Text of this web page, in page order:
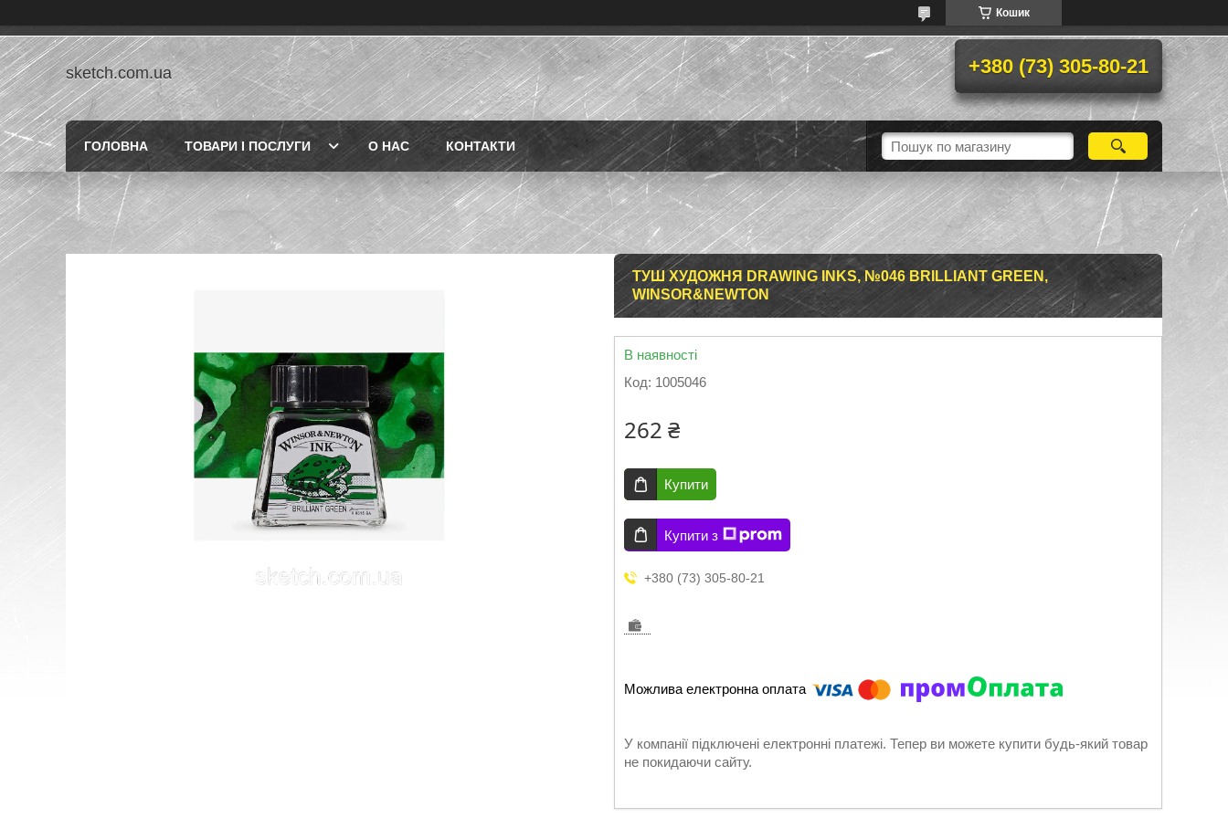
Кошик
sketch.com.ua +380 (73) 305-80-21
ГОЛОВНА ТОВАРИ І ПОСЛУГИ О НАС КОНТАКТИ
ТУШ ХУДОЖНЯ DRAWING INKS, №046 BRILLIANT GREEN,
WINSOR&NEWTON
В наявності
Код: 1005046
262 ₴
Купити
Купити з
+380 (73) 305-80-21
У компанії підключені електронні платежі. Тепер ви можете купити будь-який товар
не покидаючи сайту.